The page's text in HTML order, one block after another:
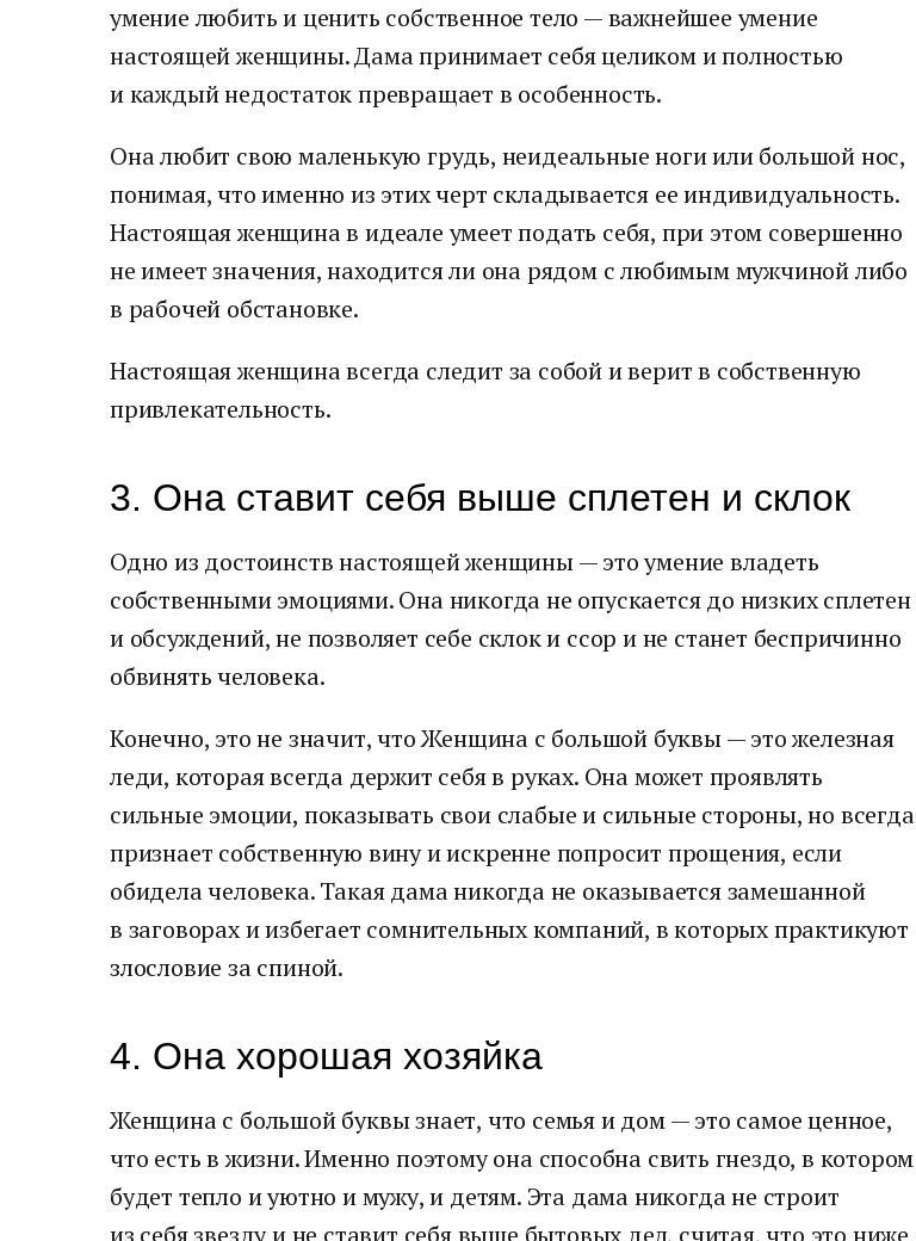
умение любить и ценить собственное тело — важнейшее умение
настоящей женщины. Дама принимает себя целиком и полностью
и каждый недостаток превращает в особенность.
Она любит свою маленькую грудь, неидеальные ноги или большой нос,
понимая, что именно из этих черт складывается ее индивидуальность.
Настоящая женщина в идеале умеет подать себя, при этом совершенно
не имеет значения, находится ли она рядом с любимым мужчиной либо
в рабочей обстановке.
Настоящая женщина всегда следит за собой и верит в собственную
привлекательность.
3. Она ставит себя выше сплетен и склок
Одно из достоинств настоящей женщины — это умение владеть
собственными эмоциями. Она никогда не опускается до низких сплетен
и обсуждений, не позволяет себе склок и ссор и не станет беспричинно
обвинять человека.
Конечно, это не значит, что Женщина с большой буквы — это железная
леди, которая всегда держит себя в руках. Она может проявлять
сильные эмоции, показывать свои слабые и сильные стороны, но всегда
признает собственную вину и искренне попросит прощения, если
обидела человека. Такая дама никогда не оказывается замешанной
в заговорах и избегает сомнительных компаний, в которых практикуют
злословие за спиной.
4. Она хорошая хозяйка
Женщина с большой буквы знает, что семья и дом — это самое ценное,
что есть в жизни. Именно поэтому она способна свить гнездо, в котором
будет тепло и уютно и мужу, и детям. Эта дама никогда не строит
из себя звезду и не ставит себя выше бытовых дел, считая, что это ниже